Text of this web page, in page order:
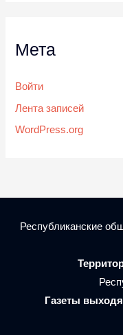
Мета
Войти
Лента записей
WordPress.org
Республиканские
Газеты